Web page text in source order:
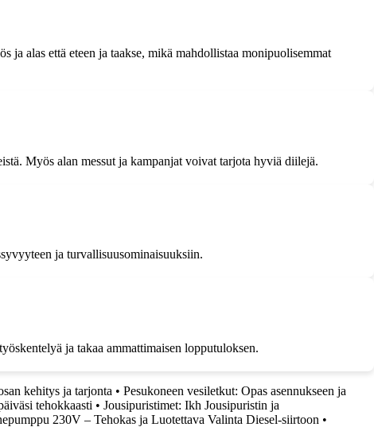
ja alas että eteen ja taakse, mikä mahdollistaa monipuolisemmat
Myös alan messut ja kampanjat voivat tarjota hyviä diilejä.
ja turvallisuusominaisuuksiin.
ja takaa ammattimaisen lopputuloksen.
kehitys ja tarjonta • Pesukoneen vesiletkut: Opas asennukseen ja
tehokkaasti • Jousipuristimet: Ikh Jousipuristin ja
230V – Tehokas ja Luotettava Valinta Diesel-siirtoon •